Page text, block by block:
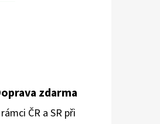
zdarma
ČR a SR při